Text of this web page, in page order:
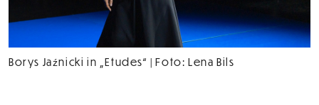
Borys Jaźnicki in „Etudes“ | Foto: Lena Bils